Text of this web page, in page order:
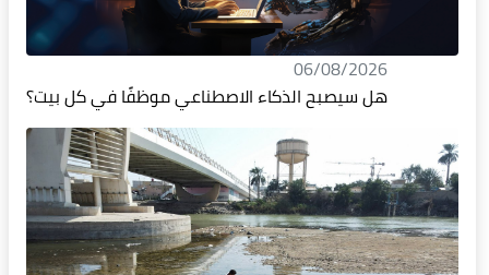
06/08/2026
هل سيصبح الذكاء الاصطناعي موظفًا في كل بيت؟